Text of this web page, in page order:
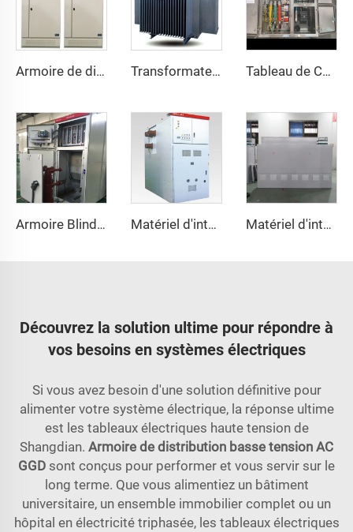
Armoire de distribution basse tension AC GGD Transformateur de distribution entièrement scellé à noyau à bobine plate triphasée Tableau de Commande JXF IP65 Protection pour Distribution Électrique Industrielle
Armoire Blindée KYN61 Matériel d'interrupteur de la série KYN61 Matériel d'interrupteur à isolation au gaz SDM6
Découvrez la solution ultime pour répondre à
vos besoins en systèmes électriques
Si vous avez besoin d'une solution définitive pour
alimenter votre système électrique, la réponse ultime
est les tableaux électriques haute tension de
Shangdian. Armoire de distribution basse tension AC
GGD sont conçus pour performer et vous servir sur le
long terme. Que vous alimentiez un bâtiment
universitaire, un ensemble immobilier complet ou un
hôpital en électricité triphasée, les tableaux électriques